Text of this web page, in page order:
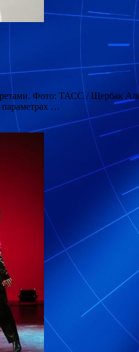
Фото: ТАСС / Щербак
параметрах …